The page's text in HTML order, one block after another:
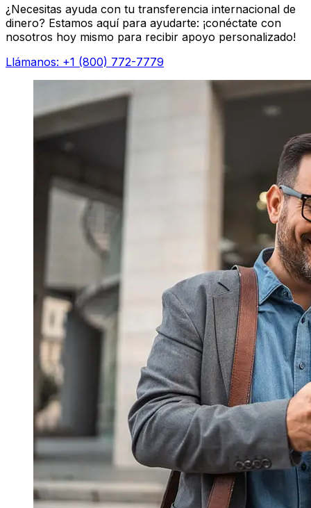
¿Necesitas ayuda con tu transferencia internacional de
dinero? Estamos aquí para ayudarte: ¡conéctate con
nosotros hoy mismo para recibir apoyo personalizado!
Llámanos: +1 (800) 772-7779